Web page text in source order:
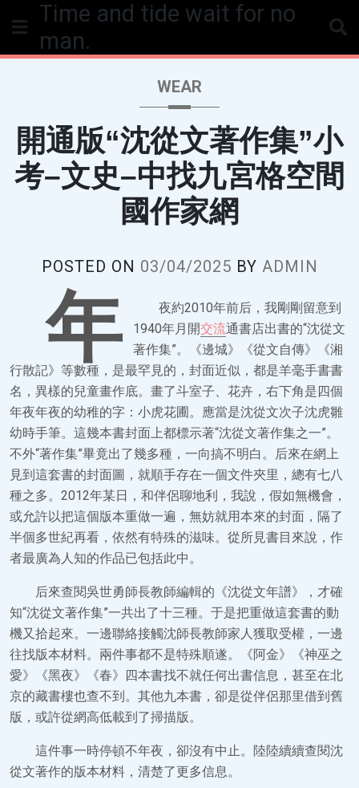
Time and tide wait for no
man.
WEAR
開通版“沈從文著作集”小
考–文史–中找九宮格空間
國作家網
POSTED ON 03/04/2025 BY ADMIN
年
夜約2010年前后，我剛剛留意到
1940年月開交流通書店出書的“沈從文
著作集”。《邊城》《從文自傳》《湘
行散記》等數種，是最罕見的，封面近似，都是羊毫手書書
名，異樣的兒童畫作底。畫了斗室子、花卉，右下角是四個
年夜年夜的幼稚的字：小虎花圃。應當是沈從文次子沈虎雛
幼時手筆。這幾本書封面上都標示著“沈從文著作集之一”。
不外“著作集”畢竟出了幾多種，一向搞不明白。后來在網上
見到這套書的封面圖，就順手存在一個文件夾里，總有七八
種之多。2012年某日，和伴侶聊地利，我說，假如無機會，
或允許以把這個版本重做一遍，無妨就用本來的封面，隔了
半個多世紀再看，依然有特殊的滋味。從所見書目來說，作
者最廣為人知的作品已包括此中。
后來查閱吳世勇師長教師編輯的《沈從文年譜》，才確
知“沈從文著作集”一共出了十三種。于是把重做這套書的動
機又拾起來。一邊聯絡接觸沈師長教師家人獲取受權，一邊
往找版本材料。兩件事都不是特殊順遂。《阿金》《神巫之
愛》《黑夜》《春》四本書找不就任何出書信息，甚至在北
京的藏書樓也查不到。其他九本書，卻是從伴侶那里借到舊
版，或許從網高低載到了掃描版。
這件事一時停頓不年夜，卻沒有中止。陸陸續續查閱沈
從文著作的版本材料，清楚了更多信息。